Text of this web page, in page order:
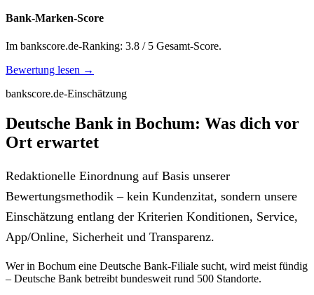
Bank-Marken-Score
Im bankscore.de-Ranking: 3.8 / 5 Gesamt-Score.
Bewertung lesen →
bankscore.de-Einschätzung
Deutsche Bank in Bochum: Was dich vor
Ort erwartet
Redaktionelle Einordnung auf Basis unserer
Bewertungsmethodik – kein Kundenzitat, sondern unsere
Einschätzung entlang der Kriterien Konditionen, Service,
App/Online, Sicherheit und Transparenz.
Wer in Bochum eine Deutsche Bank-Filiale sucht, wird meist fündig
– Deutsche Bank betreibt bundesweit rund 500 Standorte.